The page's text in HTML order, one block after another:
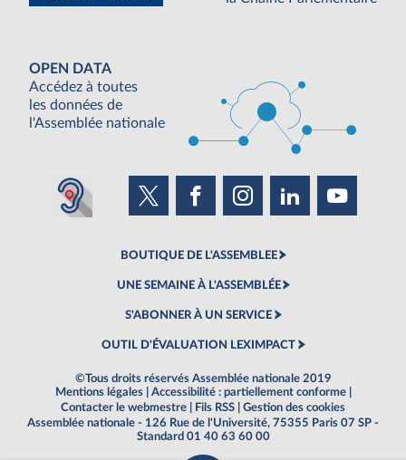
OPEN DATA
Accédez à toutes
les données de
l'Assemblée nationale
BOUTIQUE DE L'ASSEMBLEE
UNE SEMAINE À L'ASSEMBLÉE
S'ABONNER À UN SERVICE
OUTIL D'ÉVALUATION LEXIMPACT
©Tous droits réservés Assemblée nationale 2019
Mentions légales
Accessibilité : partiellement conforme
Contacter le webmestre
Fils RSS
Gestion des cookies
Assemblée nationale - 126 Rue de l'Université, 75355 Paris 07 SP -
Standard 01 40 63 60 00